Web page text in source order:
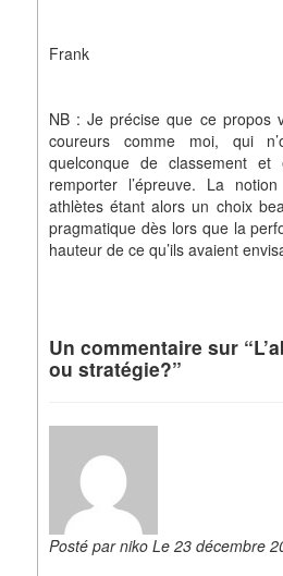
Frank
NB : Je précise que ce propos
coureurs comme moi, qui
quelconque de classement
remporter l’épreuve. La
athlètes étant alors un choix
pragmatique dès lors que la
hauteur de ce qu’ils avaient
Un commentaire sur
ou stratégie?”
Posté par niko Le 23 décembre